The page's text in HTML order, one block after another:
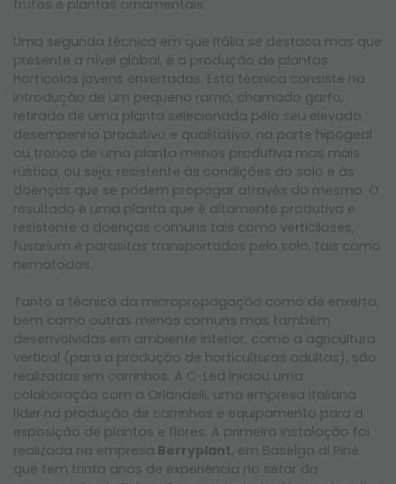
frutos e plantas ornamentais.
Uma segunda técnica em que Itália se destaca mas que
presente a nível global, é a produção de plantas
hortícolas jovens enxertadas. Esta técnica consiste na
introdução de um pequeno ramo, chamado garfo,
retirado de uma planta selecionada pelo seu elevado
desempenho produtivo e qualitativo, na parte hipogeal
ou tronco de uma planta menos produtiva mas mais
rústica, ou seja, resistente às condições do solo e às
doenças que se podem propagar através do mesmo. O
resultado é uma planta que é altamente produtiva e
resistente a doenças comuns tais como verticiloses,
fusarium e parasitas transportados pelo solo, tais como
nematodos.
Tanto a técnica da micropropagação como de enxerto,
bem como outras menos comuns mas também
desenvolvidas em ambiente interior, como a agricultura
vertical (para a produção de horticulturas adultas), são
realizadas em carrinhos. A C-Led iniciou uma
colaboração com a Orlandelli, uma empresa italiana
líder na produção de carrinhos e equipamento para a
exposição de plantas e flores. A primeira instalação foi
realizada na empresa Berryplant, em Baselga di Pinè,
que tem trinta anos de experiência no setor da